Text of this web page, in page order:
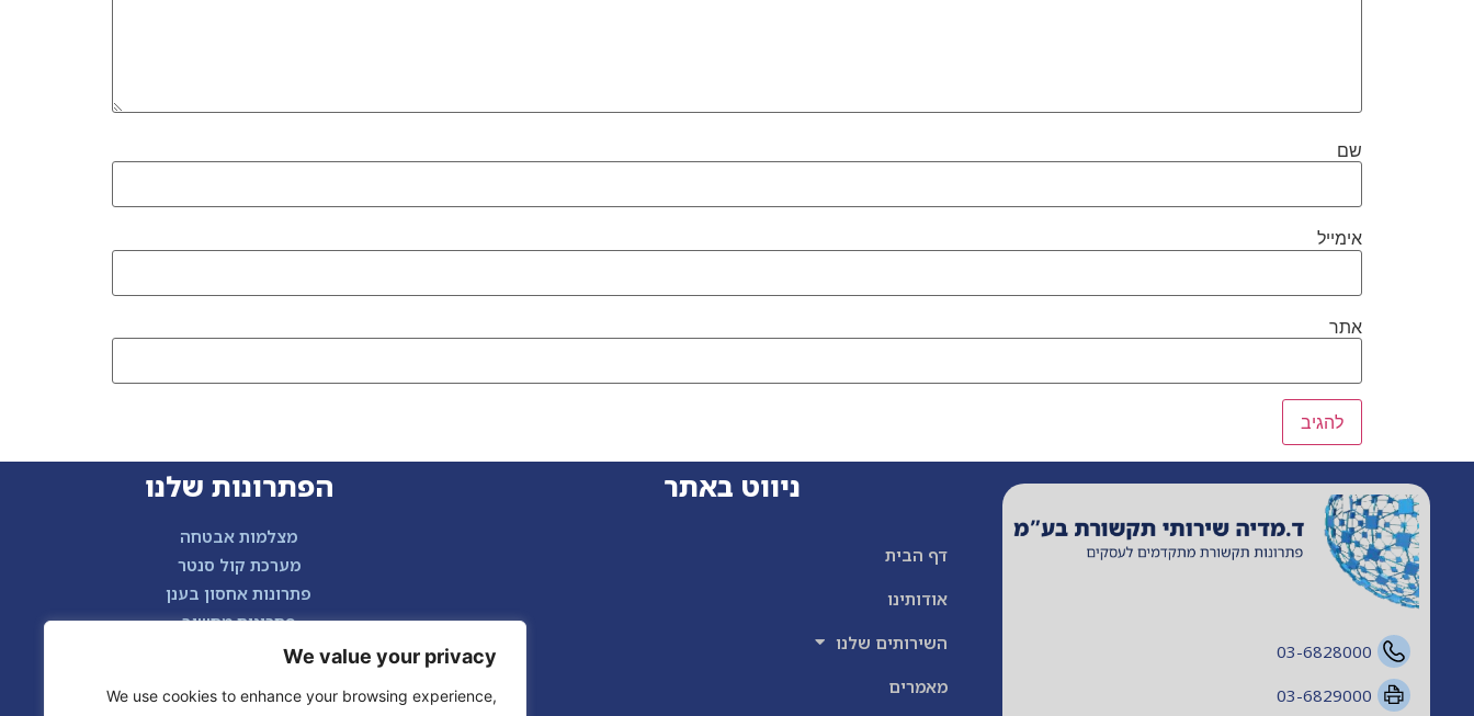
We value your privacy
We use cookies to enhance your browsing experience,
שם
אימייל
אתר
03-6828000
03-6829000
ניווט באתר
דף הבית
אודותינו
השירותים שלנו
מאמרים
הפתרונות שלנו
מצלמות אבטחה
מערכת קול סנטר
פתרונות אחסון בענן
פתרונות מחשוב
טלפוניה ומרכזיות